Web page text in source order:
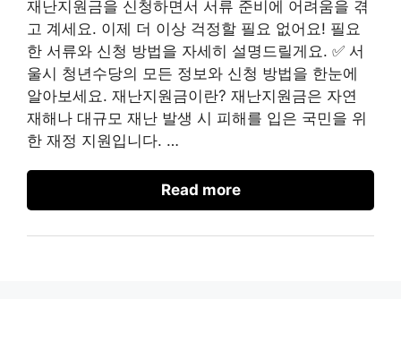
재난지원금을 신청하면서 서류 준비에 어려움을 겪
고 계세요. 이제 더 이상 걱정할 필요 없어요! 필요
한 서류와 신청 방법을 자세히 설명드릴게요. ✅ 서
울시 청년수당의 모든 정보와 신청 방법을 한눈에
알아보세요. 재난지원금이란? 재난지원금은 자연
재해나 대규모 재난 발생 시 피해를 입은 국민을 위
한 재정 지원입니다. …
Read more